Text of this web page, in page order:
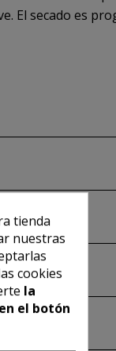
El secado es
tienda
nuestras
cookies
la
el botón